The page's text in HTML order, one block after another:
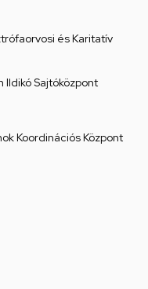
és Karitatív
Sajtóközpont
Koordinációs Központ